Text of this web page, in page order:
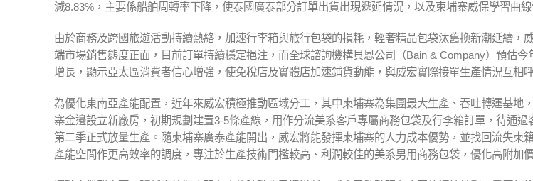
減8.83%，主要係船舶周轉率下降，使泰國廣泰部分訂單出貨出現遞延情況，以及柬埔寨威保學習曲
由於商務及跨國旅遊活動持續熱絡，加速行李箱與旅行包袋的損耗，輕奢精品包袋汰舊換新潮延續，
端市場銷售態度正面，目前訂單持續穩定挹注，而全球諮詢機構貝恩公司（Bain & Company）預估今
增長，顯示亞太區消費者信心增強，使免稅店及實體店加速鋪貨動能，與威宏實際接單生產情況互相
為優化東南亞產能配置，近年來威宏積極推動區域分工，其中柬埔寨為集團最大生產、吞吐轉運基地
寨金邊設立新廠房，初期規劃建置3-5條產線，用作分流美系客戶專屬商務包袋及行李箱訂單，待通過
第二季正式放量生產。隨柬埔寨廣泰產能開出，威宏將能發揮柬埔寨的人力成本優勢，並找回流失柬
產能空間作更高效率的調度，專注於生產技術門檻較高、利潤較佳的美系男用商務包袋，優化高附加